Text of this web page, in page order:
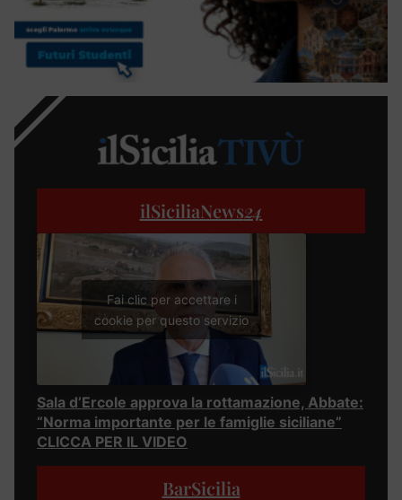
ilSiciliaNews24
Fai clic per accettare i
cookie per questo servizio
Sala d’Ercole approva la rottamazione, Abbate:
“Norma importante per le famiglie siciliane”
CLICCA PER IL VIDEO
BarSicilia